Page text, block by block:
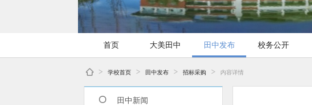
首页 大美田中 田中发布 校务公开
> 学校首页 > 田中发布 > 招标采购 > 内容详情
田中新闻